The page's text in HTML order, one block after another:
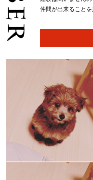
仲間が出来ること